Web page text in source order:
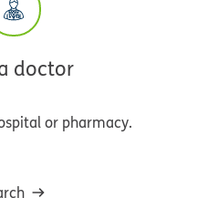
doctor
or pharmacy.